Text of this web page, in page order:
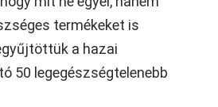
termékeket is
a hazai
50 legegészségtelenebb